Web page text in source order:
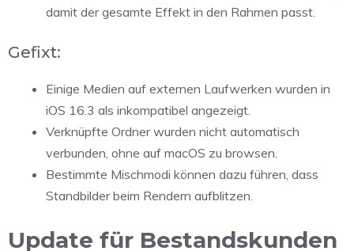
damit der gesamte Effekt in den Rahmen passt.
Gefixt:
Einige Medien auf externen Laufwerken wurden in
iOS 16.3 als inkompatibel angezeigt.
Verknüpfte Ordner wurden nicht automatisch
verbunden, ohne auf macOS zu browsen.
Bestimmte Mischmodi können dazu führen, dass
Standbilder beim Rendern aufblitzen.
Update für Bestandskunden